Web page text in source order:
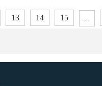
13 14 15 ...